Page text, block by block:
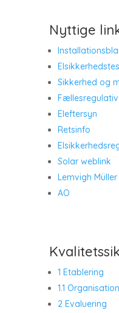
Nyttige
Sikkerhed og
Fællesregulativ
Eleftersyn
Retsinfo
Solar weblink
Lemvigh Müller
AO
1 Etablering
1.1
2 Evaluering